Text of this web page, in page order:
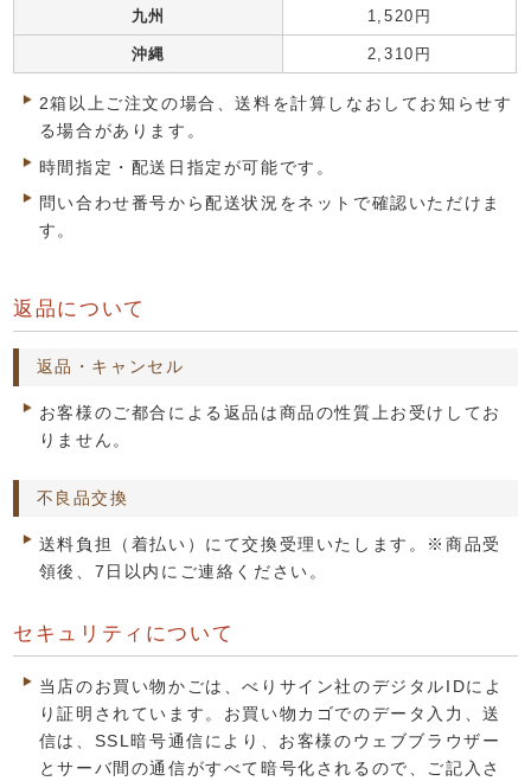
九州 1,520円
沖縄 2,310円
2箱以上ご注文の場合、送料を計算しなおしてお知らせす
る場合があります。
時間指定・配送日指定が可能です。
問い合わせ番号から配送状況をネットで確認いただけま
す。
返品について
返品・キャンセル
お客様のご都合による返品は商品の性質上お受けしてお
りません。
不良品交換
送料負担（着払い）にて交換受理いたします。※商品受
領後、7日以内にご連絡ください。
セキュリティについて
当店のお買い物かごは、べりサイン社のデジタルIDによ
り証明されています。お買い物カゴでのデータ入力、送
信は、SSL暗号通信により、お客様のウェブブラウザー
とサーバ間の通信がすべて暗号化されるので、ご記入さ